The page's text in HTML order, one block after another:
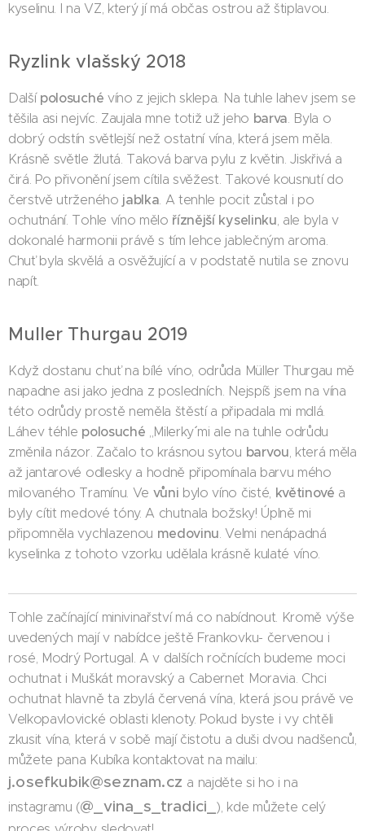
kyselinu. I na VZ, který jí má občas ostrou až štiplavou.
Ryzlink vlašský 2018
Další polosuché víno z jejich sklepa. Na tuhle lahev jsem se
těšila asi nejvíc. Zaujala mne totiž už jeho barva. Byla o
dobrý odstín světlejší než ostatní vína, která jsem měla.
Krásně světle žlutá. Taková barva pylu z květin. Jiskřivá a
čirá. Po přivonění jsem cítila svěžest. Takové kousnutí do
čerstvě utrženého jablka. A tenhle pocit zůstal i po
ochutnání. Tohle víno mělo říznější kyselinku, ale byla v
dokonalé harmonii právě s tím lehce jablečným aroma.
Chuť byla skvělá a osvěžující a v podstatě nutila se znovu
napít.
Muller Thurgau 2019
Když dostanu chuť na bílé víno, odrůda Müller Thurgau mě
napadne asi jako jedna z posledních. Nejspíš jsem na vína
této odrůdy prostě neměla štěstí a připadala mi mdlá.
Láhev téhle polosuché ,,Milerky´´ mi ale na tuhle odrůdu
změnila názor. Začalo to krásnou sytou barvou, která měla
až jantarové odlesky a hodně připomínala barvu mého
milovaného Tramínu. Ve vůni bylo víno čisté, květinové a
byly cítit medové tóny. A chutnala božsky! Úplně mi
připomněla vychlazenou medovinu. Velmi nenápadná
kyselinka z tohoto vzorku udělala krásně kulaté víno.
Tohle začínající minivinařství má co nabídnout. Kromě výše
uvedených mají v nabídce ještě Frankovku- červenou i
rosé, Modrý Portugal. A v dalších ročnících budeme moci
ochutnat i Muškát moravský a Cabernet Moravia. Chci
ochutnat hlavně ta zbylá červená vína, která jsou právě ve
Velkopavlovické oblasti klenoty. Pokud byste i vy chtěli
zkusit vína, která v sobě mají čistotu a duši dvou nadšenců,
můžete pana Kubíka kontaktovat na mailu:
j.osefkubik@seznam.cz a najděte si ho i na
instagramu (@_vina_s_tradici_
), kde můžete celý